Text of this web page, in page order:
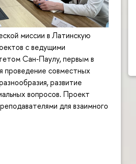
миссии в Латинскую
с ведущими
Сан-Паулу, первым в
проведение совместных
развитие
вопросов. Проект
для взаимного